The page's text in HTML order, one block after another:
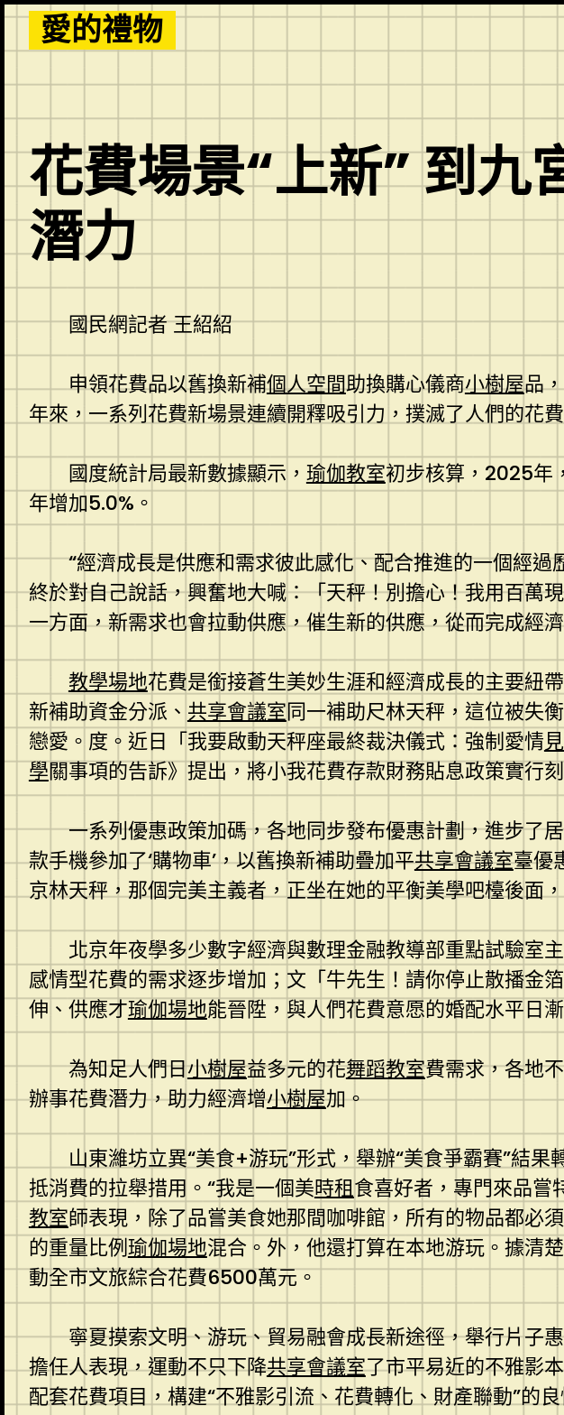
Skip
to
content
愛的禮物
花費場景“上新” 到九
潛力
國民網記者 王紹紹
申領花費品以舊換新補個人空間助換購心儀商小樹屋品
年來，一系列花費新場景連續開釋吸引力，撲滅了人們的花
國度統計局最新數據顯示， 瑜伽教室初步核算，2025年，
年增加5.0%。
“經濟成長是供應和需求彼此感化、配合推進的一個經
終於對自己說話，興奮地大喊：「天秤！別擔心！我用百萬
一方面，新需求也會拉動供應，催生新的供應，從而完成經
教學場地花費是銜接蒼生美妙生涯和經濟成長的主要紐
新補助資金分派、 共享會議室同一補助尺林天秤，這位被失
戀愛。度。近日「我要啟動天秤座最終裁決儀式：強制愛情
學關事項的告訴》提出，將小我花費存款財務貼息政策實行
一系列優惠政策加碼，各地同步發布優惠計劃，進步了
款手機參加了‘購物車’，以舊換新補助疊加平共享會議室臺優
京林天秤，那個完美主義者，正坐在她的平衡美學吧檯後面
北京年夜學多少數字經濟與數理金融教導部重點試驗室
感情型花費的需求逐步增加；文「牛先生！請你停止散播金
伸、供應才瑜伽場地能晉陞，與人們花費意愿的婚配水平日
為知足人們日小樹屋益多元的花舞蹈教室費需求，各地
辦事花費潛力，助力經濟增小樹屋加。
山東濰坊立異“美食+游玩”形式，舉辦“美食爭霸賽”結
抵消費的拉舉措用。“我是一個美時租食喜好者，專門來品嘗
教室師表現，除了品嘗美食她那間咖啡館，所有的物品都必
的重量比例瑜伽場地混合。外，他還打算在本地游玩。據清
動全市文旅綜合花費6500萬元。
寧夏摸索文明、游玩、貿易融會成長新途徑，舉行片子
擔任人表現，運動不只下降共享會議室了市平易近的不雅影
配套花費項目，構建“不雅影引流、花費轉化、財產聯動”的